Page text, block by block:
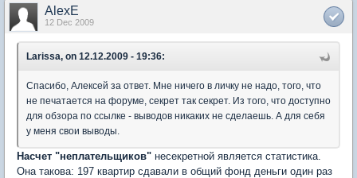
AlexE
12 Dec 2009
Larissa, on 12.12.2009 - 19:36:
Спасибо, Алексей за ответ. Мне ничего в личку не надо, того, что
не печатается на форуме, секрет так секрет. Из того, что доступно
для обзора по ссылке - выводов никаких не сделаешь. А для себя
у меня свои выводы.
Насчет "неплательщиков" несекретной является статистика.
Она такова: 197 квартир сдавали в общий фонд деньги один раз